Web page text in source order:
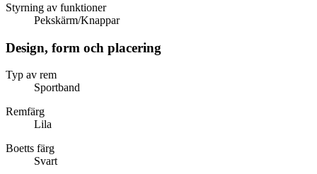
Styrning av funktioner
Pekskärm/Knappar
Design, form och placering
Typ av rem
Sportband
Remfärg
Lila
Boetts färg
Svart